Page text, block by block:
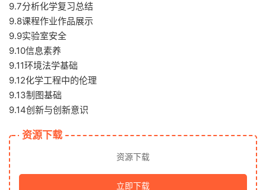
9.7分析化学复习总结
9.8课程作业作品展示
9.9实验室安全
9.10信息素养
9.11环境法学基础
9.12化学工程中的伦理
9.13制图基础
9.14创新与创新意识
资源下载
资源下载
立即下载